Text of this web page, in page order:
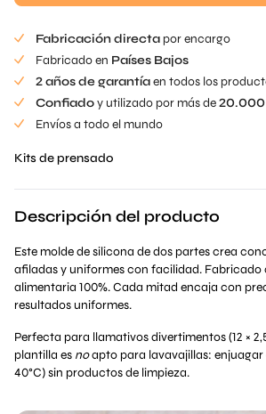
Fabricación directa por encargo
Fabricado en Países Bajos
2 años de garantíaen todos los
Confiadoy utilizado por más de
Envíos a todo el mundo
Kits de prensado
Descripción del producto
Este molde de silicona de dos partes crea
afiladas y uniformes con facilidad. Fabricado
alimentaria 100%. Cada mitad encaja con
resultados uniformes.
Perfecta para llamativos divertimentos (12 ×
plantilla es noapto para lavavajillas:
40°C) sin productos de limpieza.